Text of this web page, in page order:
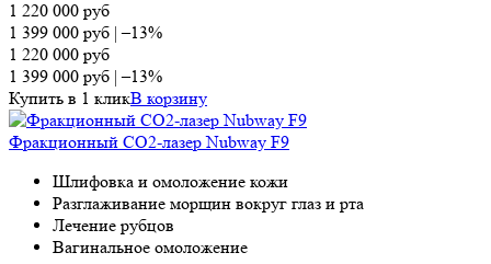
1 220 000 руб
1 399 000 руб |–13%
1 220 000 руб
1 399 000 руб |–13%
Купить в 1 кликВ корзину
Фракционный СО2-лазер Nubway F9
Шлифовка и омоложение кожи
Разглаживание морщин вокруг глаз и рта
Лечение рубцов
Вагинальное омоложение